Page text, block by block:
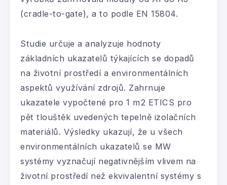
(cradle-to-gate), a to podle EN 15804.
Studie určuje a analyzuje hodnoty
základních ukazatelů týkajících se dopadů
na životní prostředí a environmentálních
aspektů využívání zdrojů. Zahrnuje
ukazatele vypočtené pro 1 m2 ETICS pro
pět tlouštěk uvedených tepelně izolačních
materiálů. Výsledky ukazují, že u všech
environmentálních ukazatelů se MW
systémy vyznačují negativnějším vlivem na
životní prostředí než ekvivalentní systémy s